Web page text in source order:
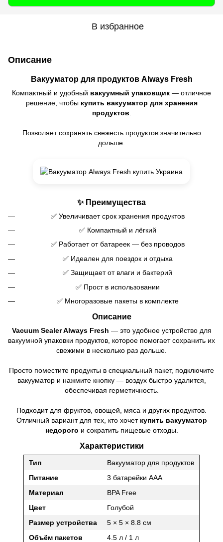
В избранное
Описание
Вакууматор для продуктов Always Fresh
Компактный и удобный вакуумный упаковщик — отличное
решение, чтобы купить вакууматор для хранения
продуктов
Позволяет сохранять свежесть продуктов значительно
дольше.
✨ Преимущества
✅ Увеличивает срок хранения продуктов
✅ Компактный и лёгкий
✅ Работает от батареек — без проводов
✅ Идеален для поездок и отдыха
✅ Защищает от влаги и бактерий
✅ Прост в использовании
✅ Многоразовые пакеты в комплекте
Описание
Vacuum Sealer Always Fresh — это удобное устройство для
вакуумной упаковки продуктов, которое помогает сохранить их
свежими в несколько раз дольше.
Просто поместите продукты в специальный пакет, подключите
вакууматор и нажмите кнопку — воздух быстро удалится,
обеспечивая герметичность.
Подходит для фруктов, овощей, мяса и других продуктов.
Отличный вариант для тех, кто хочет купить вакууматор
недорого и сократить пищевые отходы.
Характеристики
Тип
Вакууматор для продуктов
Питание
3 батарейки AAA
Материал
BPA Free
Цвет
Голубой
Размер устройства
5 × 5 × 8.8 см
Объём пакетов
4.5 л / 1 л